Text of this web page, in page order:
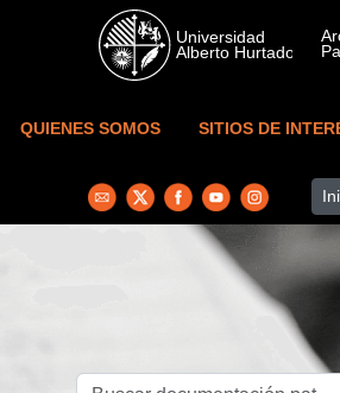
Skip to main content
QUIENES SOMOS SITIOS DE